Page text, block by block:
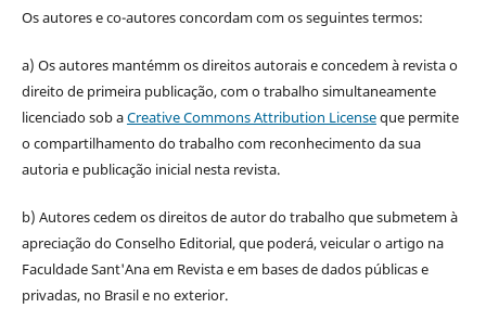
Os autores e co-autores concordam com os seguintes termos:
a) Os autores mantémm os direitos autorais e concedem à revista o
direito de primeira publicação, com o trabalho simultaneamente
licenciado sob aCreative Commons Attribution Licenseque permite
o compartilhamento do trabalho com reconhecimento da sua
autoria e publicação inicial nesta revista.
b) Autores cedem os direitos de autor do trabalho que submetem à
apreciação do Conselho Editorial, que poderá, veicular o artigo na
Faculdade Sant'Ana em Revista e em bases de dados públicas e
privadas, no Brasil e no exterior.